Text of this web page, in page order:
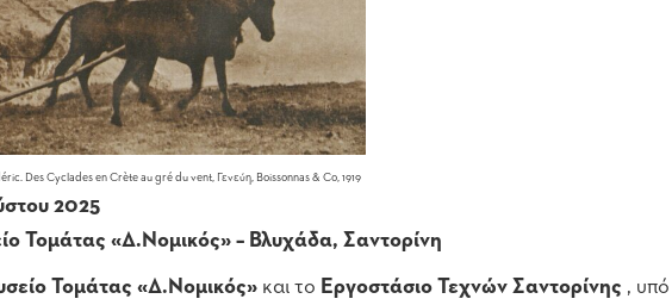
Des Cyclades en Crète au gré du vent, Γενεύη, Boissonnas & Co, 1919
2025
Τομάτας «Δ.Νομικός» – Βλυχάδα, Σαντορίνη
Τομάτας «Δ.Νομικός» και το Εργοστάσιο Τεχνών Σαντορίνης ,